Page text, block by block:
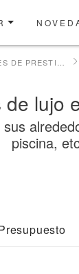
de lujo
piscina,